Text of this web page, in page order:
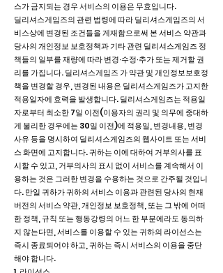
스가 금지되는 경우 서비스의 이용은 무효입니다.
딜리셔스게임즈의 관련 법령에 따라 딜리셔스게임즈의 서
비스상에 변경된 조건들을 게재함으로써 본 서비스 약관과
당사의 개인정보 보호정책과 기타 관련 딜리셔스게임즈 정
책들의 일부를 재량에 따라 변경∙수정∙추가 또는 제거할 권
리를 가집니다. 딜리셔스게임즈 가 약관 및 개인정보보호정
책을 변경할 경우, 변경된 내용은 딜리셔스게임즈가 고지한
적용일자에 효력을 발생합니다. 딜리셔스게임즈는 적용일
자로부터 최소한 7일 이전(이용자의 권리 및 의무에 중대하
게 불리한 경우에는 30일 이전)에 적용일, 변경내용, 변경
사유 등을 명시하여 딜리셔스게임즈의 웹사이트 또는 서비
스 화면에 고지합니다. 귀하는 이에 대하여 거부의사를 표
시할 수 있고, 거부의사의 표시 없이 서비스를 계속해서 이
용하는 것은 그러한 변경을 수용하는 것으로 간주될 것입니
다. 만일 귀하가 귀하의 서비스 이용과 관련된 당사의 현재
버전의 서비스 약관, 개인정보 보호정책, 또는 그 밖에 어떠
한 정책, 규칙 또는 행동강령의 어느 한 부분에라도 동의하
지 않는다면, 서비스를 이용할 수 있는 귀하의 라이선스는
즉시 종료되어야 하고, 귀하는 즉시 서비스의 이용을 중단
해야 합니다.